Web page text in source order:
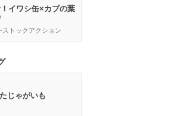
イワシ缶×カブの葉
ストックアクション
じゃがいも